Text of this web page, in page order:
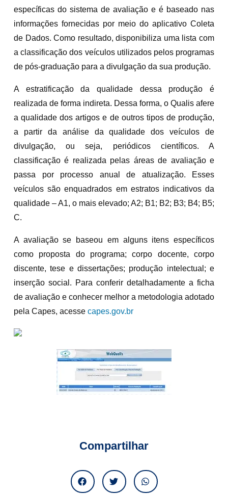
específicas do sistema de avaliação e é baseado nas
informações fornecidas por meio do aplicativo Coleta
de Dados. Como resultado, disponibiliza uma lista com
a classificação dos veículos utilizados pelos programas
de pós-graduação para a divulgação da sua produção.
A estratificação da qualidade dessa produção é
realizada de forma indireta. Dessa forma, o Qualis afere
a qualidade dos artigos e de outros tipos de produção,
a partir da análise da qualidade dos veículos de
divulgação, ou seja, periódicos científicos. A
classificação é realizada pelas áreas de avaliação e
passa por processo anual de atualização. Esses
veículos são enquadrados em estratos indicativos da
qualidade – A1, o mais elevado; A2; B1; B2; B3; B4; B5;
C.
A avaliação se baseou em alguns itens específicos
como proposta do programa; corpo docente, corpo
discente, tese e dissertações; produção intelectual; e
inserção social. Para conferir detalhadamente a ficha
de avaliação e conhecer melhor a metodologia adotado
pela Capes, acesse capes.gov.br
Compartilhar